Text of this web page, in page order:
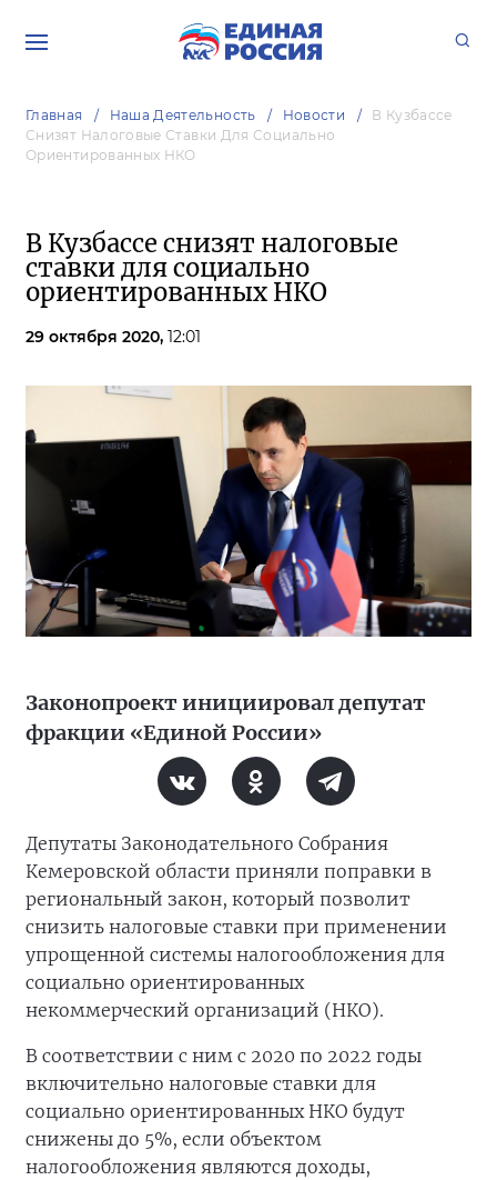
Главная Наша Деятельность Новости
В Кузбассе
Снизят Налоговые Ставки Для Социально
Ориентированных НКО
В Кузбассе снизят налоговые
ставки для социально
ориентированных НКО
29 октября 2020, 12:01
Законопроект инициировал депутат
фракции «Единой России»
Депутаты Законодательного Собрания
Кемеровской области приняли поправки в
региональный закон, который позволит
снизить налоговые ставки при применении
упрощенной системы налогообложения для
социально ориентированных
некоммерческий организаций (НКО).
В соответствии с ним с 2020 по 2022 годы
включительно налоговые ставки для
социально ориентированных НКО будут
снижены до 5%, если объектом
налогообложения являются доходы,